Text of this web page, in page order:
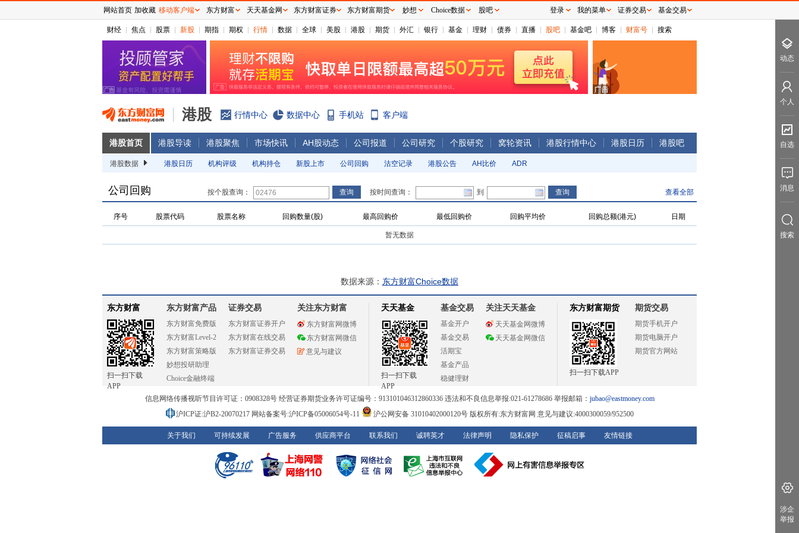
财经 焦点 股票 新股 期指 期权 行情 数据 全球 美股 港股 期货 外汇 银行 基金 理财 债券 直播 股吧 基金吧 博客 财富号 搜索
港股 行情中心 数据中心 手机站 客户端
港股首页 港股导读 港股聚焦 市场快讯 AH股动态 公司报道 公司研究 个股研究 窝轮资讯 港股行情中心 港股日历 港股吧
港股数据 港股日历 机构评级 机构持仓 新股上市 公司回购 沽空记录 港股公告 AH比价 ADR
公司回购 按个股查询： 按时间查询： 到 查看全部
序号 股票代码 股票名称 回购数量(股) 最高回购价 最低回购价 回购平均价 回购总额(港元) 日期
暂无数据
数据来源： 东方财富Choice数据
东方财富
扫一扫下载
APP
东方财富产品
东方财富免费版
东方财富Level-2
东方财富策略版
妙想投研助理
Choice金融终端
证券交易
东方财富证券开户
东方财富在线交易
东方财富证券交易
关注东方财富
东方财富网微博
东方财富网微信
意见与建议
天天基金
扫一扫下载
APP
基金交易
基金开户
基金交易
活期宝
基金产品
稳健理财
关注天天基金
天天基金网微博
天天基金网微信
东方财富期货
扫一扫下载APP
期货交易
期货手机开户
期货电脑开户
期货官方网站
信息网络传播视听节目许可证：0908328号 经营证券期货业务许可证编号：913101046312860336 违法和不良信息举报:021-61278686 举报邮箱： jubao@eastmoney.com
沪ICP证:沪B2-20070217 网站备案号:沪ICP备05006054号-11 沪公网安备 31010402000120号版权所有:东方财富网 意见与建议:4000300059/952500
关于我们 可持续发展 广告服务 供应商平台 联系我们 诚聘英才 法律声明 隐私保护 征稿启事 友情链接
网站首页 加收藏 移动客户端 东方财富 天天基金网 东方财富证券 东方财富期货 妙想 Choice数据 股吧 登录 我的菜单 证券交易 基金交易
动态
个人
自选
消息
搜索
涉企
举报